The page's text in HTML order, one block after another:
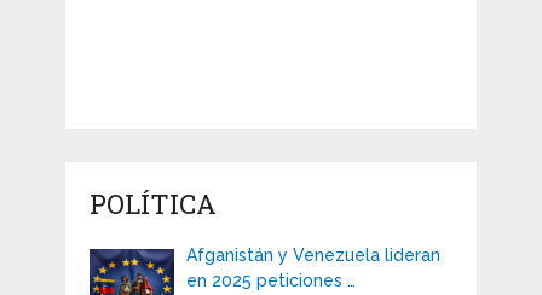
POLÍTICA
Afganistán y Venezuela lideran
en 2025 peticiones …